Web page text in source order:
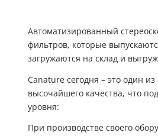
Автоматизированный
фильтров, которые
загружаются на склад и
Canature сегодня – это один
высочайшего качества, что
уровня:
При производстве своего